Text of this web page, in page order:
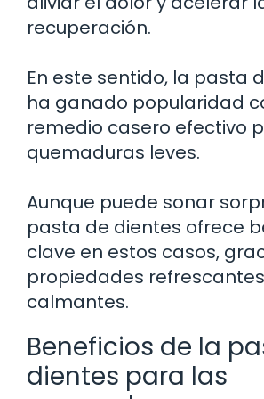
recuperación.
En este sentido, la pasta
ha ganado popularidad
remedio casero efectivo
quemaduras leves.
Aunque puede sonar
pasta de dientes ofrece
clave en estos casos,
propiedades
calmantes.
Beneficios de la
dientes para las